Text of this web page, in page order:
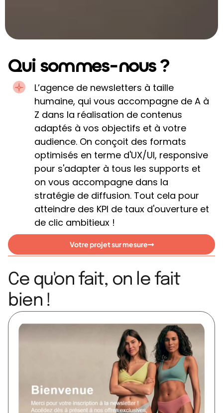
Qui sommes-nous ?
L’agence de newsletters à taille
humaine, qui vous accompagne de A à
Z dans la réalisation de contenus
adaptés à vos objectifs et à votre
audience. On conçoit des formats
optimisés en terme d'UX/UI, responsive
pour s'adapter à tous les supports et
on vous accompagne dans la
stratégie de diffusion. Tout cela pour
atteindre des KPI de taux d'ouverture et
de clic ambitieux !
Votre projet sur mesure
Ce qu'on fait, on le fait
bien !